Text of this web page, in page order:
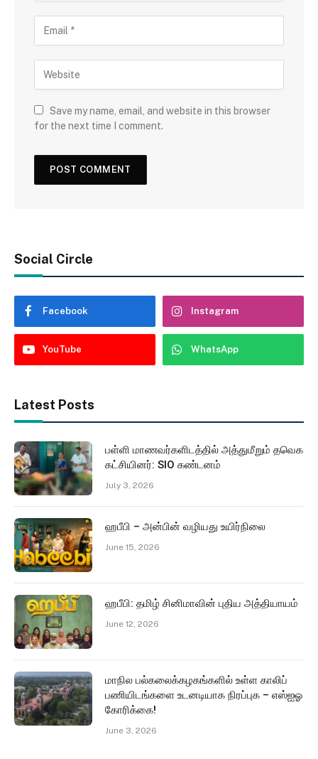
Save my name, email, and website in this browser
for the next time I comment.
Social Circle
Facebook Instagram
YouTube WhatsApp
Latest Posts
பள்ளி மாணவர்களிடத்தில் அத்துமீறும் தவெக
கட்சியினர்: SIO கண்டனம்
July 3, 2026
ஹபீபி – அன்பின் வழியது உயிர்நிலை
June 15, 2026
ஹபீபி: தமிழ் சினிமாவின் புதிய அத்தியாயம்
June 12, 2026
மாநில பல்கலைக்கழகங்களில் உள்ள காலிப்
பணியிடங்களை உடனடியாக நிரப்புக – எஸ்ஐஓ
கோரிக்கை!
June 3, 2026